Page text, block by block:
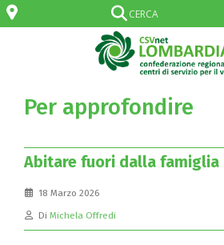
Per approfondire
Abitare fuori dalla famiglia
18 Marzo 2026
Di Michela Offredi